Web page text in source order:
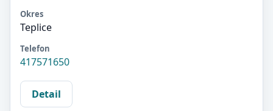
Okres
Teplice
Telefon
417571650
Detail